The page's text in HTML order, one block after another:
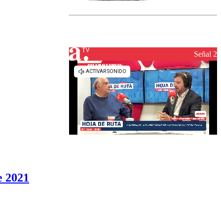
2021
el fin de la
reconstrucciónSeñal 2